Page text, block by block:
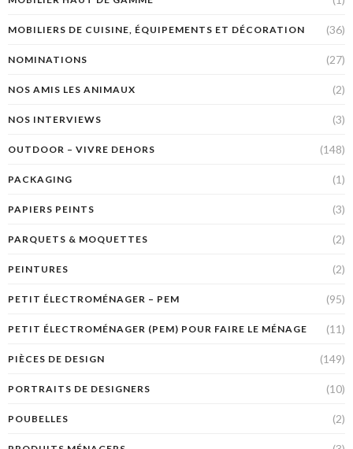
MOBILIERS DE CUISINE, ÉQUIPEMENTS ET DÉCORATION (36)
NOMINATIONS (27)
NOS AMIS LES ANIMAUX (2)
NOS INTERVIEWS (3)
OUTDOOR – VIVRE DEHORS (148)
PACKAGING (1)
PAPIERS PEINTS (3)
PARQUETS & MOQUETTES (2)
PEINTURES (2)
PETIT ÉLECTROMÉNAGER – PEM (95)
PETIT ÉLECTROMÉNAGER (PEM) POUR FAIRE LE MÉNAGE (11)
PIÈCES DE DESIGN (149)
PORTRAITS DE DESIGNERS (10)
POUBELLES (2)